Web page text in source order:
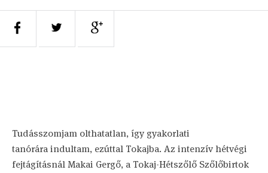
Tudásszomjam olthatatlan, így gyakorlati
tanórára indultam, ezúttal Tokajba. Az intenzív hétvégi
fejtágításnál Makai Gergő, a Tokaj-Hétszőlő Szőlőbirtok